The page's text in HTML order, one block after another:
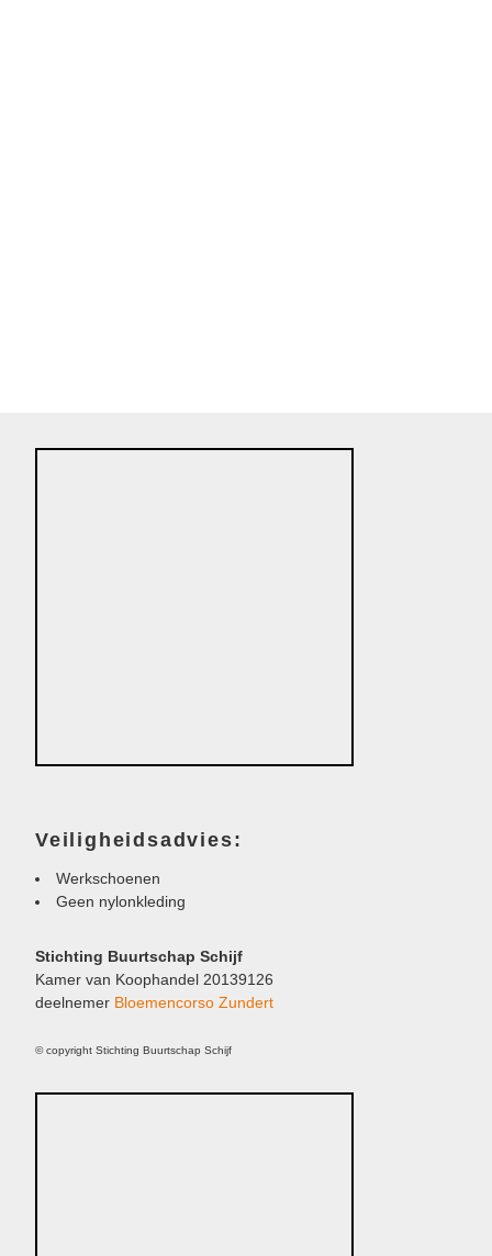
Veiligheidsadvies:
Werkschoenen
Geen nylonkleding
Stichting Buurtschap Schijf
Kamer van Koophandel 20139126
deelnemer Bloemencorso Zundert
© copyright Stichting Buurtschap Schijf